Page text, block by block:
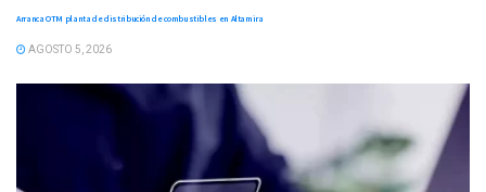
Arranca OTM planta de distribución de combustibles en Altamira
AGOSTO 5, 2026